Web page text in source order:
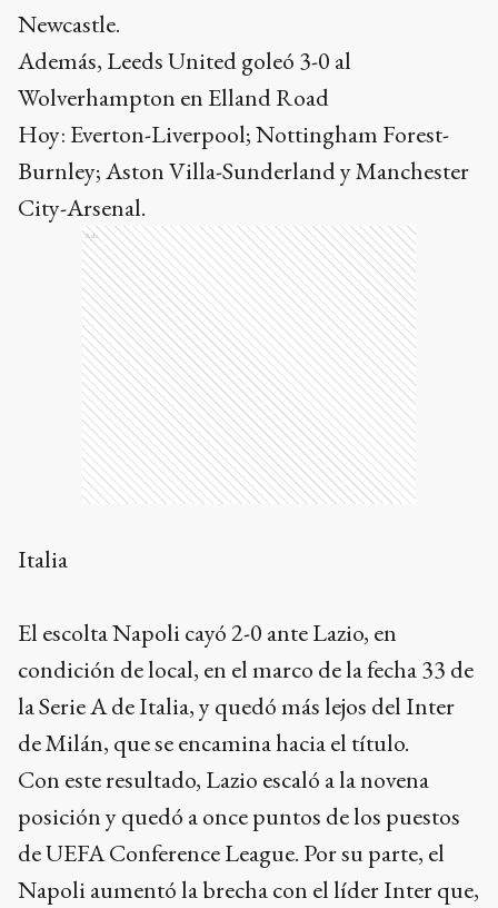
Newcastle.
Además, Leeds United goleó 3-0 al
Wolverhampton en Elland Road
Hoy: Everton-Liverpool; Nottingham Forest-
Burnley; Aston Villa-Sunderland y Manchester
City-Arsenal.
Ads
Italia
El escolta Napoli cayó 2-0 ante Lazio, en
condición de local, en el marco de la fecha 33 de
la Serie A de Italia, y quedó más lejos del Inter
de Milán, que se encamina hacia el título.
Con este resultado, Lazio escaló a la novena
posición y quedó a once puntos de los puestos
de UEFA Conference League. Por su parte, el
Napoli aumentó la brecha con el líder Inter que,